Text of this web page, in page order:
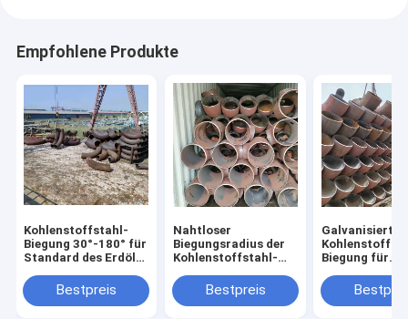
Empfohlene Produkte
Kohlenstoffstahl-
Biegung 30°-180° für
Standard des Erdöl-
Bestpreis
Nahtloser
Biegungsradius der
Kohlenstoffstahl-
Holzetui-2D-10D
Bestpreis
Galvanisierte
Biegung für
Anwendungs-
Wandstärke